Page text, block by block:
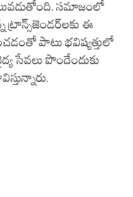
సమాజంలో
ట్రాన్స్‌జెండర్‌లకు ఈ
పాటు భవిష్యత్తులో
సేవలు పొందేందుకు